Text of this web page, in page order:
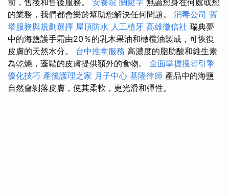
前，售後和售後服務。 安養院 關鍵字 無論您身在何處或您
的業務，我們都會樂於幫助您解決任何問題。 消毒公司 寶
塔服務與規劃選擇 屋頂防水 人工植牙 高雄徵信社 瑞典夢
中的海鹽護手霜由20％的乳木果油和橄欖油製成，可恢復
皮膚的天然水分。 台中推拿服務 高濃度的脂肪酸和維生素
為乾燥，蓬鬆的皮膚提供額外的食物。 全面掌握搜尋引擎
優化技巧 產後護理之家 月子中心 基隆律師 產品中的海鹽
自然會剝落皮膚，使其柔軟，更光滑和彈性。